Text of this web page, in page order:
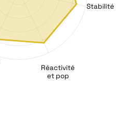
Stabilité
Réactivité
et pop